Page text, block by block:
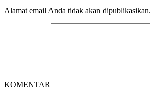
Alamat email Anda tidak akan dipublikasikan.
KOMENTAR